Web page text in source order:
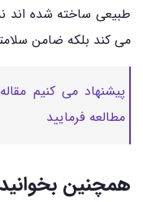
طبیعی ساخته شده اند
می کند بلکه ضامن
پیشنهاد می کنیم مقاله
مطالعه فرمایید
همچنین